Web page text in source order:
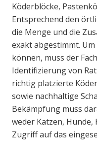
Köderblöcke,
Entsprechend den
die Menge und die
exakt abgestimmt.
können, muss der
Identifizierung von
richtig platzierte
sowie nachhaltige
Bekämpfung muss
weder Katzen, Hunde,
Zugriff auf das